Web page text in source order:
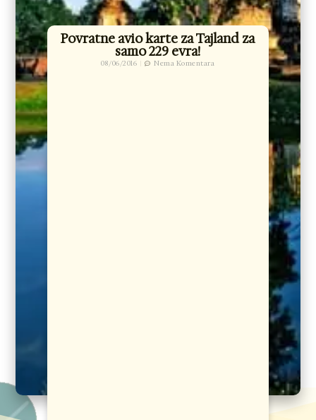
Povratne avio karte za Tajland za
samo 229 evra!
08/06/2016 Nema Komentara